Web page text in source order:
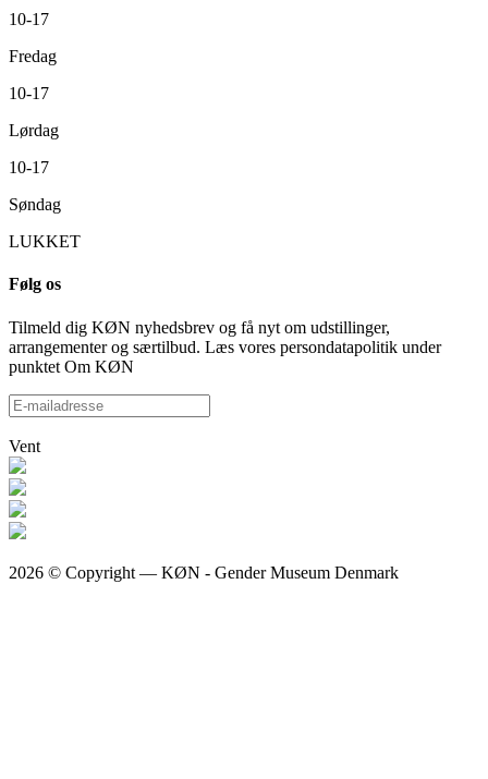
10-17
Fredag
10-17
Lørdag
10-17
Søndag
LUKKET
Følg os
Tilmeld dig KØN nyhedsbrev og få nyt om udstillinger,
arrangementer og særtilbud. Læs vores persondatapolitik under
punktet Om KØN
Vent
2026 © Copyright — KØN - Gender Museum Denmark